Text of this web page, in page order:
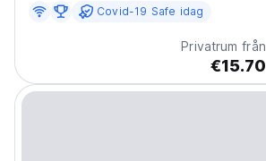
Covid-19 Safe idag
Privatrum från
€15.70